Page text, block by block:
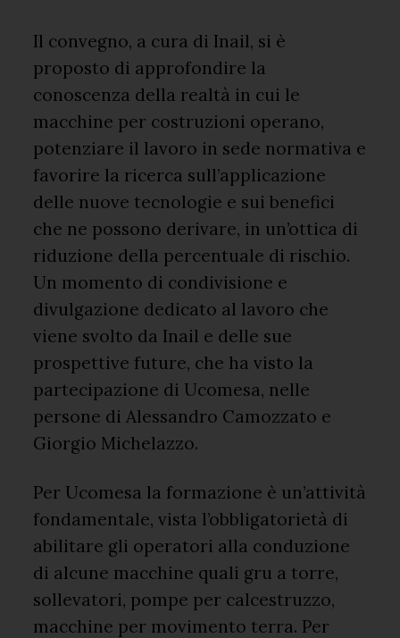
Il convegno, a cura di Inail, si è
proposto di approfondire la
conoscenza della realtà in cui le
macchine per costruzioni operano,
potenziare il lavoro in sede normativa e
favorire la ricerca sull’applicazione
delle nuove tecnologie e sui benefici
che ne possono derivare, in un’ottica di
riduzione della percentuale di rischio.
Un momento di condivisione e
divulgazione dedicato al lavoro che
viene svolto da Inail e delle sue
prospettive future, che ha visto la
partecipazione di Ucomesa, nelle
persone di Alessandro Camozzato e
Giorgio Michelazzo.
Per Ucomesa la formazione è un’attività
fondamentale, vista l’obbligatorietà di
abilitare gli operatori alla conduzione
di alcune macchine quali gru a torre,
sollevatori, pompe per calcestruzzo,
macchine per movimento terra. Per